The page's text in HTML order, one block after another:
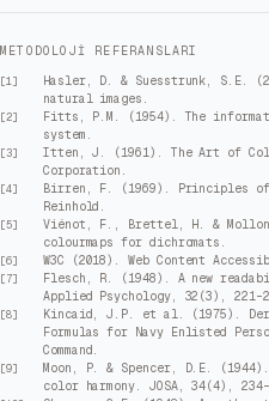
METODOLOJI REFERANSLARI
[1]
Hasler, D. & Suesstrunk, S.E.
natural images.
[2]
Fitts, P.M. (1954). The
system.
[3]
Itten, J. (1961). The Art of
Corporation.
[4]
Birren, F. (1969). Principles of
Reinhold.
[5]
Viénot, F., Brettel, H. &
colourmaps for dichromats.
[6] W3C (2018). Web Content
[7]
Flesch, R. (1948). A new
Applied Psychology, 32(3),
[8]
Kincaid, J.P. et al. (1975).
Formulas for Navy Enlisted
Command.
[9]
Moon, P. & Spencer, D.E.
color harmony. JOSA, 34(4),